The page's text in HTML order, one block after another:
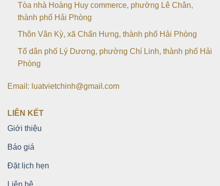
Tòa nhà Hoàng Huy commerce, phường Lê Chân,
thành phố Hải Phòng
Thôn Vân Kỳ, xã Chấn Hưng, thành phố Hải Phòng
Tổ dân phố Lý Dương, phường Chí Linh, thành phố Hải
Phòng
Email: luatvietchinh@gmail.com
LIÊN KẾT
Giới thiệu
Báo giá
Đặt lịch hẹn
Liên hệ